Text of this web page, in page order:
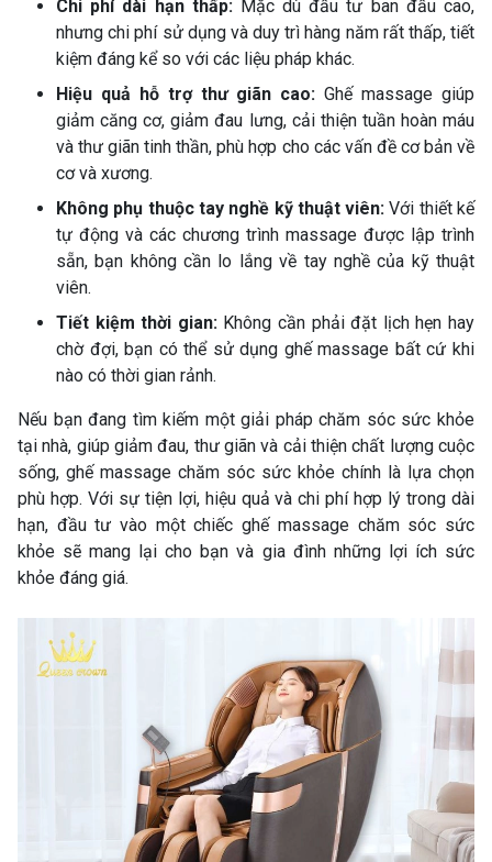
Chi phí dài hạn thấp:Mặc dù đầu tư ban đầu cao,
nhưng chi phí sử dụng và duy trì hàng năm rất thấp, tiết
kiệm đáng kể so với các liệu pháp khác.
Hiệu quả hỗ trợ thư giãn cao: Ghế massage giúp
giảm căng cơ, giảm đau lưng, cải thiện tuần hoàn máu
và thư giãn tinh thần, phù hợp cho các vấn đề cơ bản về
cơ và xương.
Không phụ thuộc tay nghề kỹ thuật viên:Với thiết kế
tự động và các chương trình massage được lập trình
sẵn, bạn không cần lo lắng về tay nghề của kỹ thuật
viên.
Tiết kiệm thời gian: Không cần phải đặt lịch hẹn hay
chờ đợi, bạn có thể sử dụng ghế massage bất cứ khi
nào có thời gian rảnh.
Nếu bạn đang tìm kiếm một giải pháp chăm sóc sức khỏe
tại nhà, giúp giảm đau, thư giãn và cải thiện chất lượng cuộc
sống, ghế massage chăm sóc sức khỏe chính là lựa chọn
phù hợp. Với sự tiện lợi, hiệu quả và chi phí hợp lý trong dài
hạn, đầu tư vào một chiếc ghế massage chăm sóc sức
khỏe sẽ mang lại cho bạn và gia đình những lợi ích sức
khỏe đáng giá.